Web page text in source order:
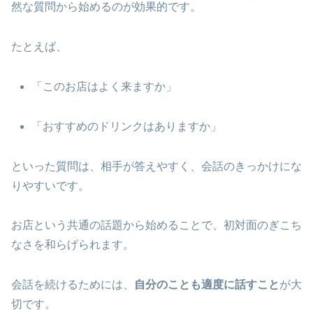
然な質問から始めるのが効果的です。
たとえば、
「このお店はよく来ますか」
「おすすめのドリンクはありますか」
といった質問は、相手が答えやすく、会話のきっかけにな
りやすいです。
お店という共通の話題から始めることで、初対面のぎこち
なさを和らげられます。
会話を続けるためには、 自分のことも適度に話すことが大
切です。